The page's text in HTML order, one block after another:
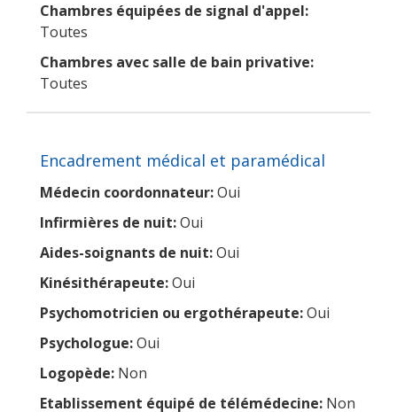
Chambres équipées de signal d'appel:
Toutes
Chambres avec salle de bain privative:
Toutes
Encadrement médical et paramédical
Médecin coordonnateur:Oui
Infirmières de nuit:Oui
Aides-soignants de nuit:Oui
Kinésithérapeute:Oui
Psychomotricien ou ergothérapeute:Oui
Psychologue:Oui
Logopède: Non
Etablissement équipé de télémédecine: Non